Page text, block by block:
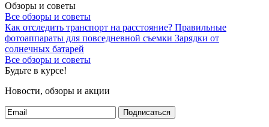
Обзоры и советы
Все обзоры и советы
Как отследить транспорт на расстояние? Правильные
фотоаппараты для повседневной съемки Зарядки от
солнечных батарей
Все обзоры и советы
Будьте в курсе!
Новости, обзоры и акции
Подписаться